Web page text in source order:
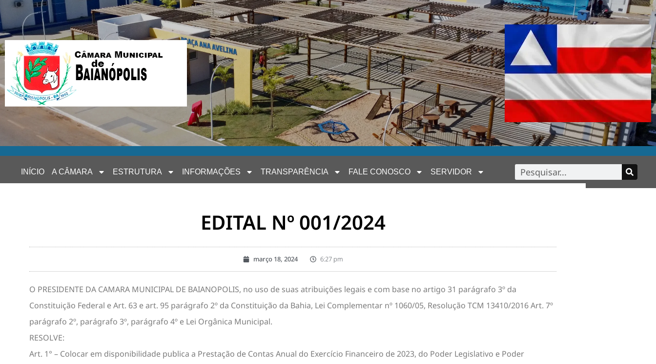
INÍCIO A CÂMARA ESTRUTURA INFORMAÇÕES TRANSPARÊNCIA FALE CONOSCO SERVIDOR
EDITAL Nº 001/2024
março 18, 2024 6:27 pm
O PRESIDENTE DA CAMARA MUNICIPAL DE BAIANOPOLIS, no uso de suas atribuições legais e com base no artigo 31 parágrafo 3º da
Constituição Federal e Art. 63 e art. 95 parágrafo 2º da Constituição da Bahia, Lei Complementar nº 1060/05, Resolução TCM 13410/2016 Art. 7º
parágrafo 2º, parágrafo 3º, parágrafo 4º e Lei Orgânica Municipal.
RESOLVE:
Art. 1° – Colocar em disponibilidade publica a Prestação de Contas Anual do Exercício Financeiro de 2023, do Poder Legislativo e Poder